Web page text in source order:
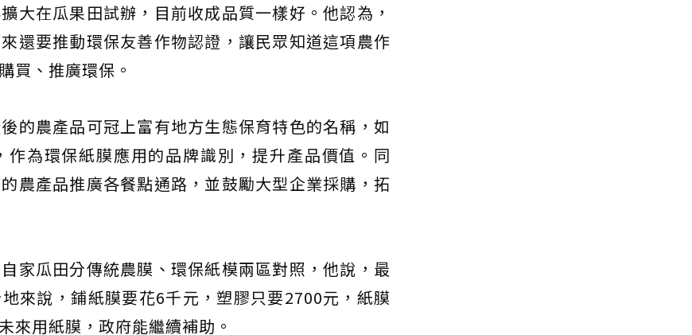
大在瓜果田試辦，目前收成品質一樣好。他認為，
還要推動環保友善作物認證，讓民眾知道這項農作
買、推廣環保。
的農產品可冠上富有地方生態保育特色的名稱，如
作為環保紙膜應用的品牌識別，提升產品價值。同
農產品推廣各餐點通路，並鼓勵大型企業採購，拓
家瓜田分傳統農膜、環保紙模兩區對照，他說，最
來說，鋪紙膜要花6千元，塑膠只要2700元，紙膜
來用紙膜，政府能繼續補助。